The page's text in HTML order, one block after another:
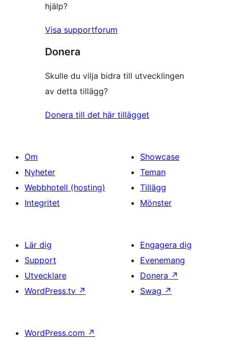
hjälp?
Visa supportforum
Donera
Skulle du vilja bidra till utvecklingen
av detta tillägg?
Donera till det här tillägget
Om
Nyheter
Webbhotell (hosting)
Integritet
Showcase
Teman
Tillägg
Mönster
Lär dig
Support
Utvecklare
WordPress.tv ↗
Engagera dig
Evenemang
Donera ↗
Swag ↗
WordPress.com ↗